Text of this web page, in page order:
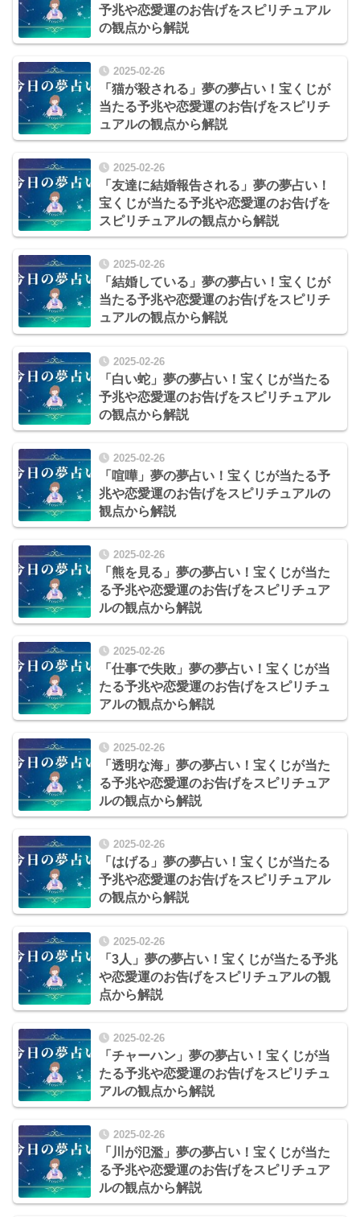
予兆や恋愛運のお告げをスピリチュアル
の観点から解説
2025-02-26
「猫が殺される」夢の夢占い！宝くじが
当たる予兆や恋愛運のお告げをスピリチ
ュアルの観点から解説
2025-02-26
「友達に結婚報告される」夢の夢占い！
宝くじが当たる予兆や恋愛運のお告げを
スピリチュアルの観点から解説
2025-02-26
「結婚している」夢の夢占い！宝くじが
当たる予兆や恋愛運のお告げをスピリチ
ュアルの観点から解説
2025-02-26
「白い蛇」夢の夢占い！宝くじが当たる
予兆や恋愛運のお告げをスピリチュアル
の観点から解説
2025-02-26
「喧嘩」夢の夢占い！宝くじが当たる予
兆や恋愛運のお告げをスピリチュアルの
観点から解説
2025-02-26
「熊を見る」夢の夢占い！宝くじが当た
る予兆や恋愛運のお告げをスピリチュア
ルの観点から解説
2025-02-26
「仕事で失敗」夢の夢占い！宝くじが当
たる予兆や恋愛運のお告げをスピリチュ
アルの観点から解説
2025-02-26
「透明な海」夢の夢占い！宝くじが当た
る予兆や恋愛運のお告げをスピリチュア
ルの観点から解説
2025-02-26
「はげる」夢の夢占い！宝くじが当たる
予兆や恋愛運のお告げをスピリチュアル
の観点から解説
2025-02-26
「3人」夢の夢占い！宝くじが当たる予兆
や恋愛運のお告げをスピリチュアルの観
点から解説
2025-02-26
「チャーハン」夢の夢占い！宝くじが当
たる予兆や恋愛運のお告げをスピリチュ
アルの観点から解説
2025-02-26
「川が氾濫」夢の夢占い！宝くじが当た
る予兆や恋愛運のお告げをスピリチュア
ルの観点から解説